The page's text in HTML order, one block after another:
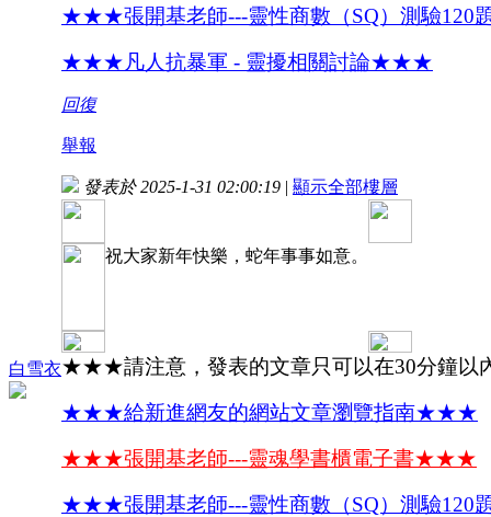
★★★張開基老師---靈性商數（SQ）測驗
★★★凡人抗暴軍 - 靈擾相關討論★★★
回復
舉報
白雪衣
發表於 2025-1-31 02:00:19 | 顯示全部樓層
祝大家新年快樂，蛇年事事如意。
★★★請注意，發表的文章只可以在30分鐘
★★★給新進網友的網站文章瀏覽指南★★★
★★★張開基老師---靈魂學書櫃電子書★★★
★★★張開基老師---靈性商數（SQ）測驗